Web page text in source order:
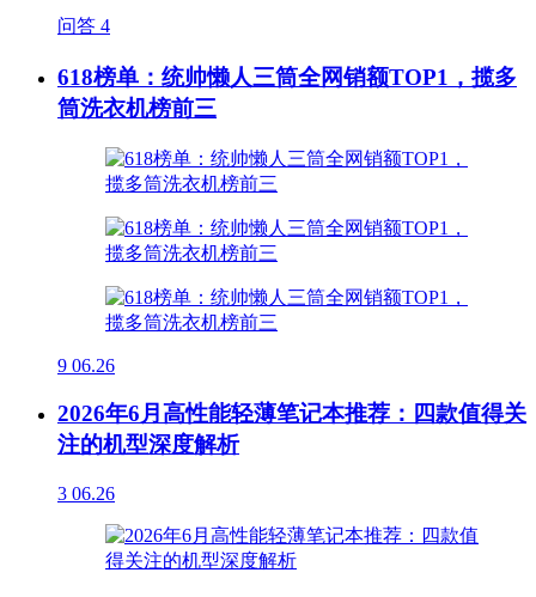
问答 4
618榜单：统帅懒人三筒全网销额TOP1，揽多
筒洗衣机榜前三
9 06.26
2026年6月高性能轻薄笔记本推荐：四款值得关
注的机型深度解析
3 06.26